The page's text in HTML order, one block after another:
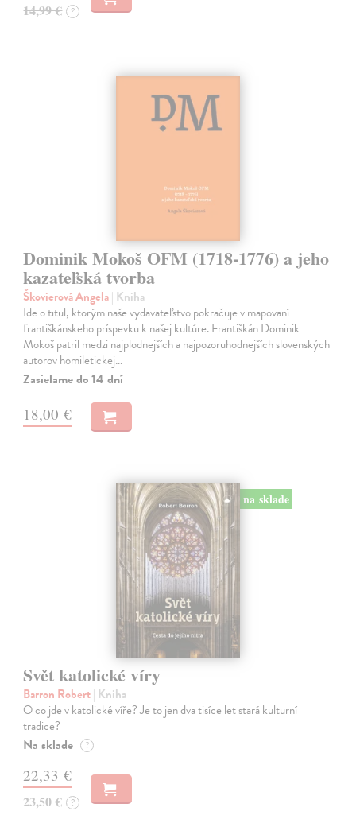
14,99 € ?
Dominik Mokoš OFM (1718-1776) a jeho
kazateľská tvorba
Škovierová Angela| Kniha
Ide o titul, ktorým naše vydavateľstvo pokračuje v mapovaní
františkánskeho príspevku k našej kultúre. Františkán Dominik
Mokoš patril medzi najplodnejších a najpozoruhodnejších slovenských
autorov homiletickej…
Zasielame do 14 dní
18,00 €
na sklade
Svět katolické víry
Barron Robert| Kniha
O co jde v katolické víře? Je to jen dva tisíce let stará kulturní
tradice?
Na sklade ?
22,33 €
23,50 € ?